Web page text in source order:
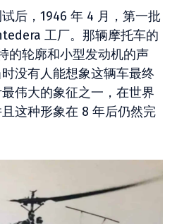
后，1946 年 4 月，第一批
工厂。那辆摩托车的
的轮廓和小型发动机的声
没有人能想象这辆车最终
伟大的象征之一，在世界
这种形象在 8 年后仍然完